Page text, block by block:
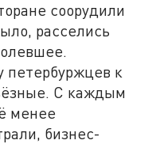
соорудили
расселись
петербуржцев к
С каждым
менее
бизнес-